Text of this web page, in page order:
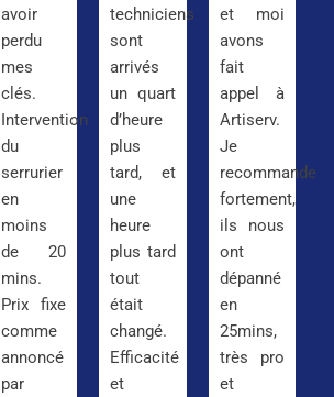
avoir
perdu
mes
clés.
Intervention
du
serrurier
en
moins
de 20
mins.
Prix fixe
comme
annoncé
par
techniciens
sont
arrivés
un quart
d’heure
plus
tard, et
une
heure
plus tard
tout
était
changé.
Efficacité
et
et moi
avons
fait
appel à
Artiserv.
Je
recommande
fortement,
ils nous
ont
dépanné
en
25mins,
très pro
et